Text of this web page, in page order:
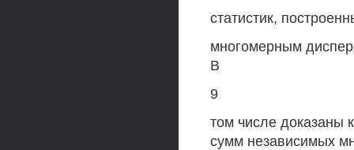
статистик,
многомерным
В
9
том числе доказаны
сумм независимых